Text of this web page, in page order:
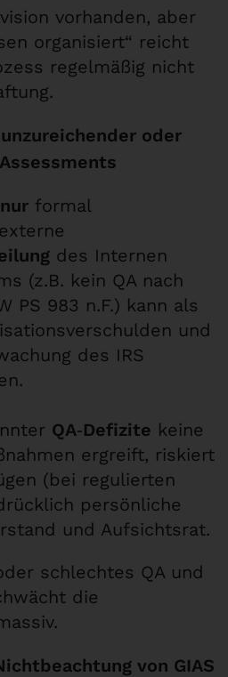
vorhanden, aber
organisiert“ reicht
regelmäßig nicht
oder
nur formal
des Internen
(z.B. kein QA nach
PS 983 n.F.) kann als
und
des IRS
QA‑Defizite keine
ergreift, riskiert
(bei regulierten
persönliche
und Aufsichtsrat.
schlechtes QA und
die
von GIAS